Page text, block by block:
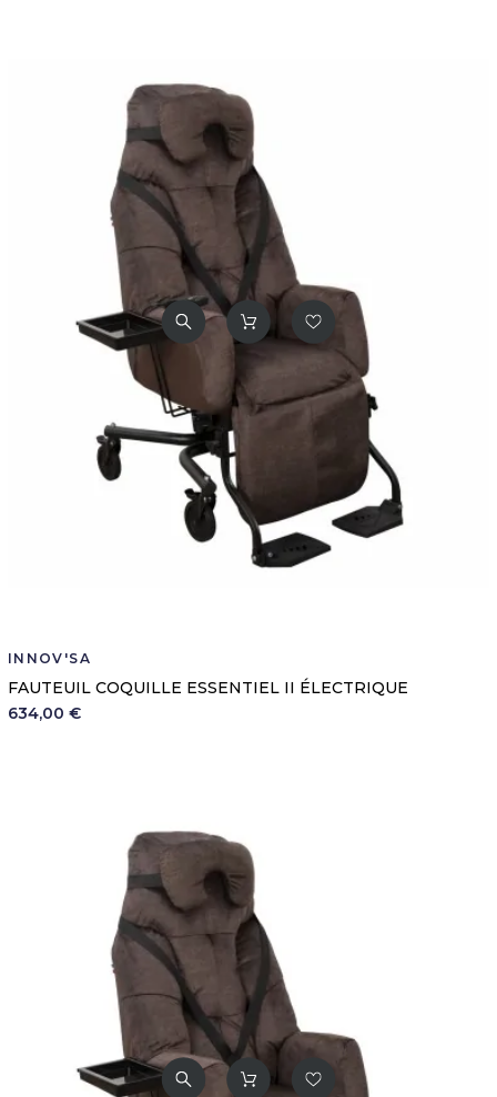
INNOV'SA
FAUTEUIL COQUILLE ESSENTIEL II ÉLECTRIQUE
634,00 €